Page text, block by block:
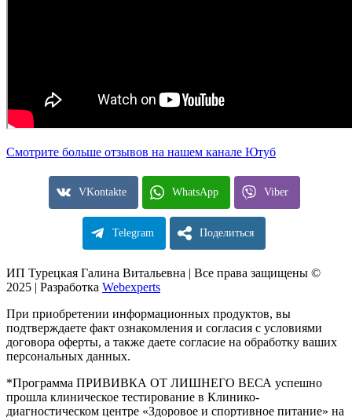
Смотрите больше отзывов на нашем канале Ютуб
VKontakte WhatsApp Viber
Telegram Поделиться
ИП Турецкая Галина Витальевна | Все права защищены ©
2025 | Разработка Webexperts
При приобретении информационных продуктов, вы
подтверждаете факт ознакомления и согласия с условиями
договора оферты, а также даете согласие на обработку ваших
персональных данных.
*Программа ПРИВИВКА ОТ ЛИШНЕГО ВЕСА успешно
прошла клиническое тестирование в Клинико-
диагностическом центре «Здоровое и спортивное питание» на